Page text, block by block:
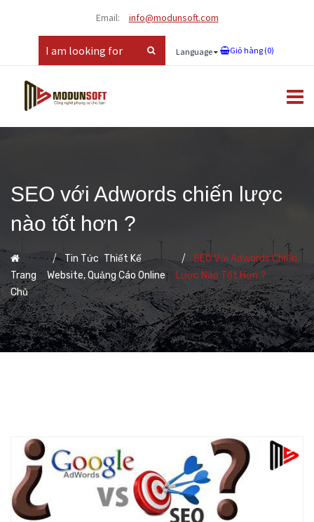
Email: info@modunsoft.com
Language Giỏ hàng (0)
SEO với Adwords chiến lược
nào tốt hơn ?
Trang
Chủ
Tin Tức, Thiết Kế
Website, Quảng Cáo Online
SEO Với Adwords Chiến
Lược Nào Tốt Hơn ?